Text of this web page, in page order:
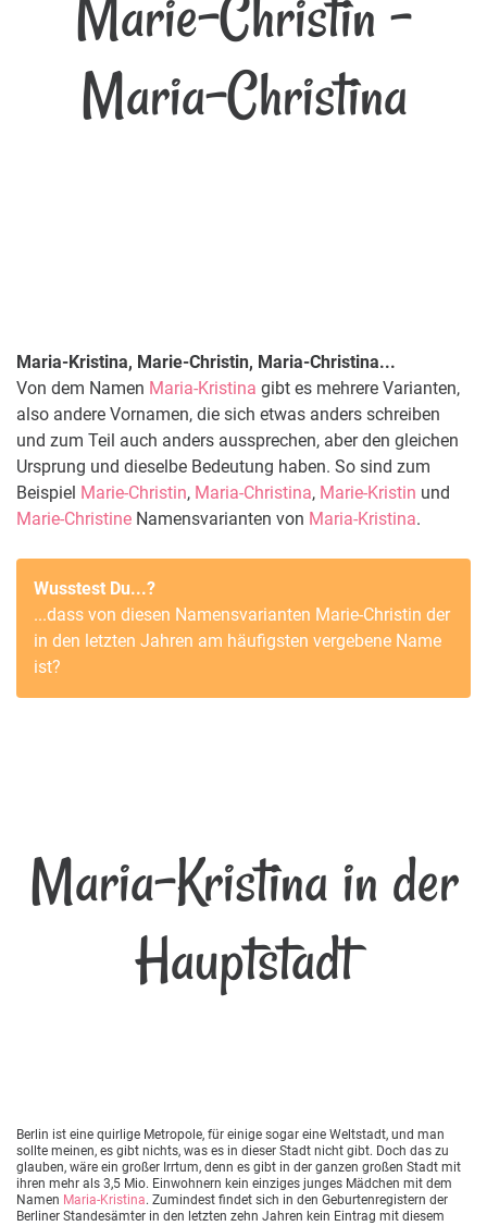
Marie-Christin -
Maria-Christina
Maria-Kristina, Marie-Christin, Maria-Christina...
Von dem Namen Maria-Kristina gibt es mehrere Varianten,
also andere Vornamen, die sich etwas anders schreiben
und zum Teil auch anders aussprechen, aber den gleichen
Ursprung und dieselbe Bedeutung haben. So sind zum
Beispiel Marie-Christin, Maria-Christina, Marie-Kristin und
Marie-Christine Namensvarianten von Maria-Kristina.
Wusstest Du...?
...dass von diesen Namensvarianten Marie-Christin der
in den letzten Jahren am häufigsten vergebene Name
ist?
Maria-Kristina in der
Hauptstadt
Berlin ist eine quirlige Metropole, für einige sogar eine Weltstadt, und man
sollte meinen, es gibt nichts, was es in dieser Stadt nicht gibt. Doch das zu
glauben, wäre ein großer Irrtum, denn es gibt in der ganzen großen Stadt mit
ihren mehr als 3,5 Mio. Einwohnern kein einziges junges Mädchen mit dem
Namen Maria-Kristina. Zumindest findet sich in den Geburtenregistern der
Berliner Standesämter in den letzten zehn Jahren kein Eintrag mit diesem